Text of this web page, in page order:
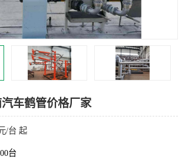
车鹤管价格厂家
/台 起
台
顶部鹤管
低温鹤管
鹤管